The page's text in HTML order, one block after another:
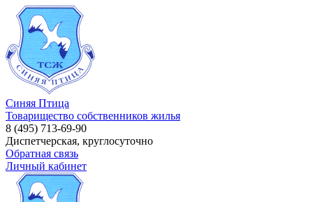
Синяя Птица
Товарищество собственников жилья
8 (495) 713-69-90
Диспетчерская, круглосуточно
Обратная связь
Личный кабинет